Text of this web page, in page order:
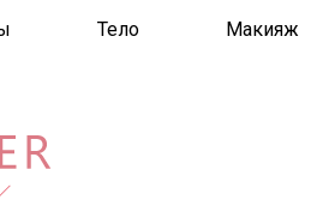
Тело Макияж